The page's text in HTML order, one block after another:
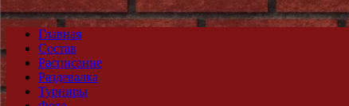
Главная
Состав
Расписание
Раздевалка
Турниры